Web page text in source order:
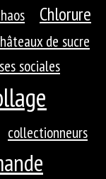
Chlorure
de sucre
sociales
collectionneurs